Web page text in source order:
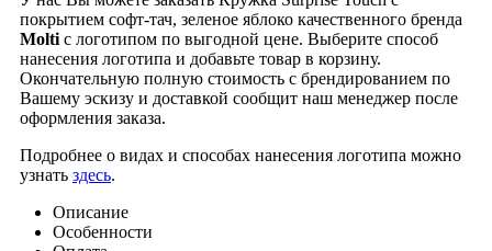
покрытием софт-тач, зеленое яблоко качественного бренда
Molti с логотипом по выгодной цене. Выберите способ
нанесения логотипа и добавьте товар в корзину.
Окончательную полную стоимость с брендированием по
Вашему эскизу и доставкой сообщит наш менеджер после
оформления заказа.
Подробнее о видах и способах нанесения логотипа можно
узнать здесь.
Описание
Особенности